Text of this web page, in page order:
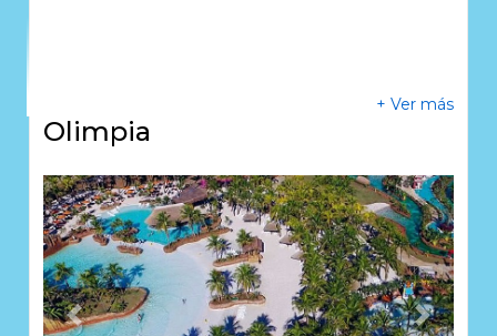
+ Ver más
Olimpia
Previous Next